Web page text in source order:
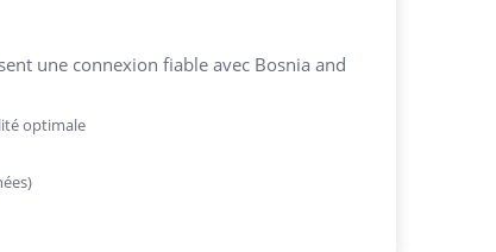
une connexion fiable avec Bosnia and
optimale